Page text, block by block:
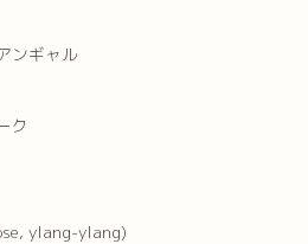
ンギャル
ク
ylang-ylang)